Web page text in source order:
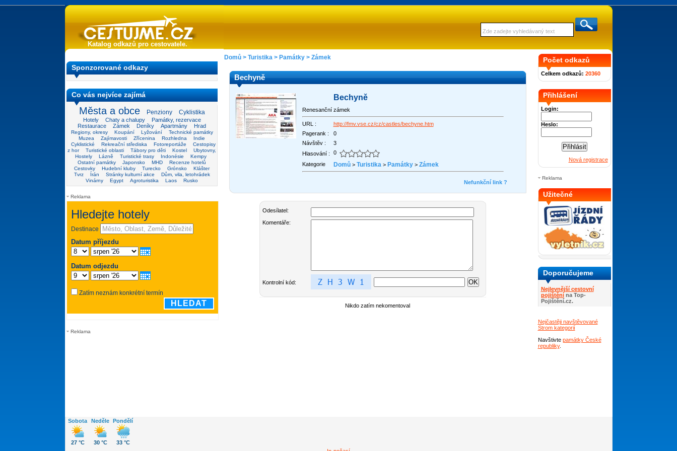
Katalog odkazů pro cestovatele.
Sponzorované odkazy
Co vás nejvíce zajímá
Města a obce Penziony Cyklistika
Hotely Chaty a chalupy
Památky, rezervace
Restaurace
Zámek Deníky Apartmány Hrad
Regiony, okresy Koupání Lyžování
Technické památky
Muzea
Zajímavosti Zřícenina Rozhledna
Indie
Cyklistické
Rekreační střediska Fotoreportáže
Cestopisy
z hor
Turistické oblasti Tábory pro děti Kostel
Ubytovny,
Hostely
Lázně Turistické trasy Indonésie
Kempy
Ostatní památky
Japonsko MHD
Recenze hotelů
Cestovky
Hudební kluby Turecko Grónsko
Klášter
Tvrz
Írán Stránky kulturní akce
Dům, vila, letohrádek
Vinárny
Egypt Agroturistika Laos Rusko
Reklama
Reklama
Domů> Turistika> Památky> Zámek
Bechyně
Bechyně
Renesanční zámek
URL :
http://fmv.vse.cz/cz/castles/bechyne.htm
Pagerank :
0
Návštěv :
3
Hlasování :
0
Kategorie
Domů> Turistika > Památky> Zámek
Nefunkční link ?
Odesílatel:
Komentáře:
Kontrolní kód:
Nikdo zatím nekomentoval
Počet odkazů
Celkem odkazů: 20360
Přihlášení
Login:
Heslo:
Nová registrace
Reklama
Užitečné
Doporučujeme
Nejlevnější cestovní
pojištěnína Top-
Pojištění.cz.
Nejčastěji navštěvované
Strom kategorií
Navštivte památky České
republiky.
Sobota
27 °C
Neděle
30 °C
Pondělí
33 °C